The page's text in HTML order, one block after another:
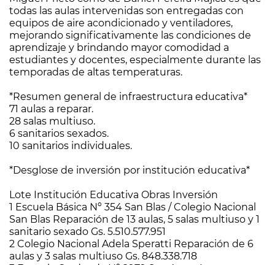
todas las aulas intervenidas son entregadas con
equipos de aire acondicionado y ventiladores,
mejorando significativamente las condiciones de
aprendizaje y brindando mayor comodidad a
estudiantes y docentes, especialmente durante las
temporadas de altas temperaturas.
*Resumen general de infraestructura educativa*
71 aulas a reparar.
28 salas multiuso.
6 sanitarios sexados.
10 sanitarios individuales.
*Desglose de inversión por institución educativa*
Lote Institución Educativa Obras Inversión
1 Escuela Básica Nº 354 San Blas / Colegio Nacional
San Blas Reparación de 13 aulas, 5 salas multiuso y 1
sanitario sexado Gs. 5.510.577.951
2 Colegio Nacional Adela Speratti Reparación de 6
aulas y 3 salas multiuso Gs. 848.338.718